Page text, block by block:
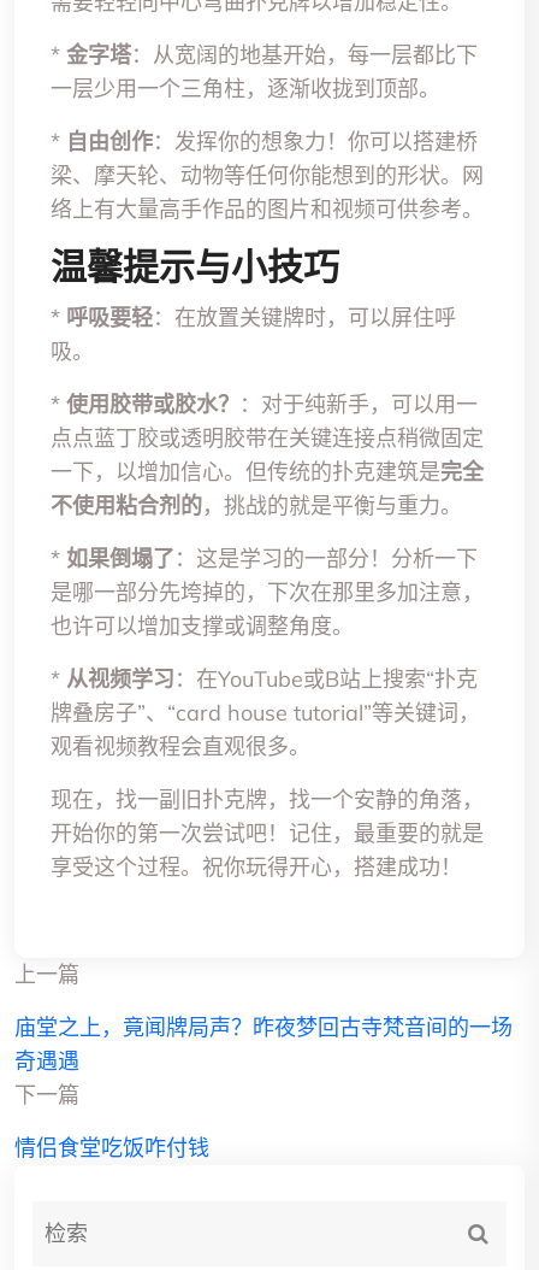
* 金字塔：从宽阔的地基开始，每一层都比下
一层少用一个三角柱，逐渐收拢到顶部。
* 自由创作：发挥你的想象力！你可以搭建桥
梁、摩天轮、动物等任何你能想到的形状。网
络上有大量高手作品的图片和视频可供参考。
温馨提示与小技巧
* 呼吸要轻：在放置关键牌时，可以屏住呼
吸。
* 使用胶带或胶水？ ：对于纯新手，可以用一
点点蓝丁胶或透明胶带在关键连接点稍微固定
一下，以增加信心。但传统的扑克建筑是完全
不使用粘合剂的，挑战的就是平衡与重力。
* 如果倒塌了：这是学习的一部分！分析一下
是哪一部分先垮掉的，下次在那里多加注意，
也许可以增加支撑或调整角度。
* 从视频学习：在YouTube或B站上搜索“扑克
牌叠房子”、“card house tutorial”等关键词，
观看视频教程会直观很多。
现在，找一副旧扑克牌，找一个安静的角落，
开始你的第一次尝试吧！记住，最重要的就是
享受这个过程。祝你玩得开心，搭建成功！
上一篇
庙堂之上，竟闻牌局声？昨夜梦回古寺梵音间的一场
奇遇遇
下一篇
情侣食堂吃饭咋付钱